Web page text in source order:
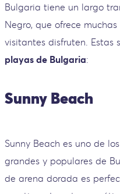
Bulgaria tiene un largo
Negro, que ofrece
visitantes disfruten. Estas
playas de Bulgaria:
Sunny Beach
Sunny Beach es uno de
grandes y populares de
de arena dorada es